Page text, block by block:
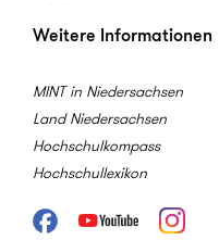
Weitere Informationen
MINT in Niedersachsen
Land Niedersachsen
Hochschulkompass
Hochschullexikon
FacebookYoutube